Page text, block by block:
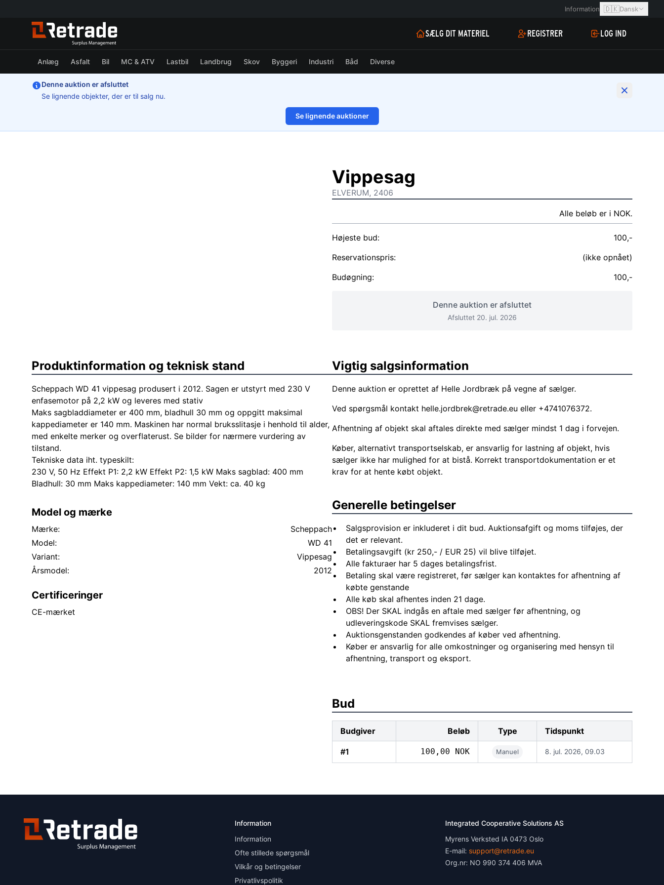
Information 🇩🇰Dansk
SÆLG DIT MATERIEL REGISTRER LOG IND
Anlæg Asfalt Bil MC & ATV Lastbil Landbrug Skov Byggeri Industri Båd Diverse
Denne auktion er afsluttet
Se lignende objekter, der er til salg nu.
Se lignende auktioner
1/6
Vippesag
ELVERUM, 2406
Alle beløb er i NOK.
Højeste bud:
100,-
Reservationspris:
(ikke opnået)
Budøgning:
100,-
Denne auktion er afsluttet
Afsluttet 20. jul. 2026
Produktinformation og teknisk stand
Scheppach WD 41 vippesag produsert i 2012. Sagen er utstyrt med 230 V
enfasemotor på 2,2 kW og leveres med stativ
Maks sagbladdiameter er 400 mm, bladhull 30 mm og oppgitt maksimal
kappediameter er 140 mm. Maskinen har normal bruksslitasje i henhold til alder,
med enkelte merker og overflaterust. Se bilder for nærmere vurdering av
tilstand.
Tekniske data iht. typeskilt:
230 V, 50 Hz Effekt P1: 2,2 kW Effekt P2: 1,5 kW Maks sagblad: 400 mm
Bladhull: 30 mm Maks kappediameter: 140 mm Vekt: ca. 40 kg
Model og mærke
Mærke:
Scheppach
Model:
WD 41
Variant:
Vippesag
Årsmodel:
2012
Certificeringer
CE-mærket
Vigtig salgsinformation
Denne auktion er oprettet af Helle Jordbræk på vegne af sælger.
Ved spørgsmål kontakt helle.jordbrek@retrade.eu eller +4741076372.
Afhentning af objekt skal aftales direkte med sælger mindst 1 dag i forvejen.
Køber, alternativt transportselskab, er ansvarlig for lastning af objekt, hvis
sælger ikke har mulighed for at bistå. Korrekt transportdokumentation er et
krav for at hente købt objekt.
Generelle betingelser
Salgsprovision er inkluderet i dit bud. Auktionsafgift og moms tilføjes, der
det er relevant.
Betalingsavgift (kr 250,- / EUR 25) vil blive tilføjet.
Alle fakturaer har 5 dages betalingsfrist.
Betaling skal være registreret, før sælger kan kontaktes for afhentning af
købte genstande
Alle køb skal afhentes inden 21 dage.
OBS! Der SKAL indgås en aftale med sælger før afhentning, og
udleveringskode SKAL fremvises sælger.
Auktionsgenstanden godkendes af køber ved afhentning.
Køber er ansvarlig for alle omkostninger og organisering med hensyn til
afhentning, transport og eksport.
Bud
Budgiver Beløb Type Tidspunkt
#1 100,00 NOK Manuel 8. jul. 2026, 09.03
Information
Information
Ofte stillede spørgsmål
Vilkår og betingelser
Privatlivspolitik
Integrated Cooperative Solutions AS
Myrens Verksted IA 0473 Oslo
E-mail: support@retrade.eu
Org.nr: NO 990 374 406 MVA